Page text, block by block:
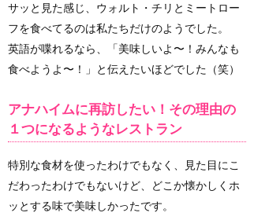
サッと見た感じ、ウォルト・チリとミートロー
フを食べてるのは私たちだけのようでした。
英語が喋れるなら、「美味しいよ〜！みんなも
食べようよ〜！」と伝えたいほどでした（笑）
アナハイムに再訪したい！その理由の
１つになるようなレストラン
特別な食材を使ったわけでもなく、見た目にこ
だわったわけでもないけど、どこか懐かしくホ
ッとする味で美味しかったです。